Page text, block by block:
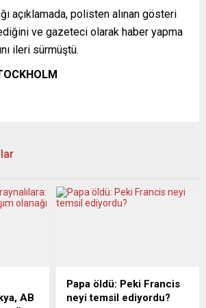
açıklamada, polisten alınan gösteri
ve gazeteci olarak haber yapma
ileri sürmüştü.
AB
Papa öldü: Peki Francis
neyi temsil ediyordu?